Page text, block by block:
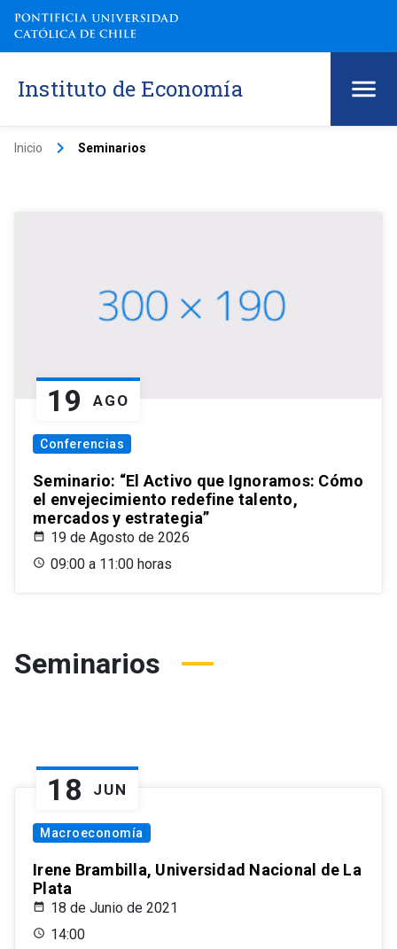
Instituto de Economía
Inicio keyboard_arrow_right Seminarios
19 AGO
Conferencias
Seminario: “El Activo que Ignoramos: Cómo
el envejecimiento redefine talento,
mercados y estrategia”
19 de Agosto de 2026
09:00 a 11:00 horas
Seminarios
18 JUN
Macroeconomía
Irene Brambilla, Universidad Nacional de La
Plata
18 de Junio de 2021
14:00